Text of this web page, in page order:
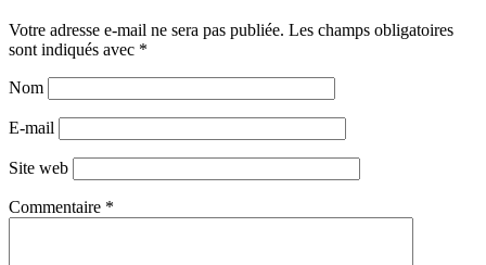
Votre adresse e-mail ne sera pas publiée. Les champs obligatoires
sont indiqués avec *
Nom
E-mail
Site web
Commentaire *